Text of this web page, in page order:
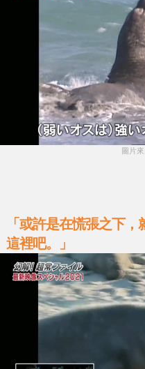
圖片
「或許是在慌張之下
這裡吧。」